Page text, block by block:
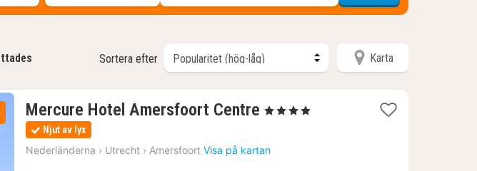
Sortera efter Karta
Mercure Hotel Amersfoort Centre 1
från
2195
, 4 Stjärnor
Njut av lyx
Nederländerna › Utrecht › Amersfoort Visa på kartan